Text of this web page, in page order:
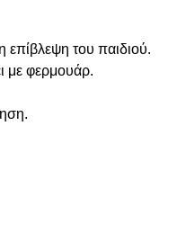
επίβλεψη του παιδιού.
με φερμουάρ.